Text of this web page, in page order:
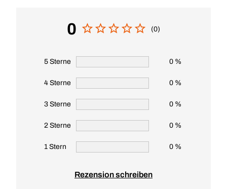
0 (0)
5 Sterne 0 %
4 Sterne 0 %
3 Sterne 0 %
2 Sterne 0 %
1 Stern 0 %
Rezension schreiben